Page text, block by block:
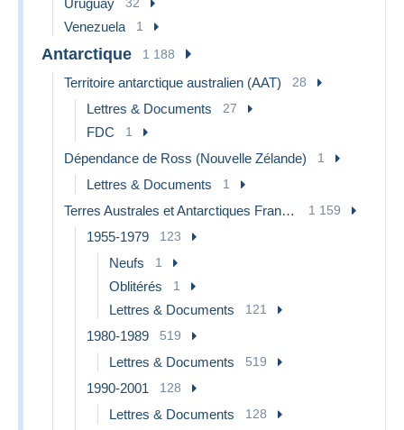
Uruguay 32
Venezuela 1
Antarctique 1 188
Territoire antarctique australien (AAT) 28
Lettres & Documents 27
FDC 1
Dépendance de Ross (Nouvelle Zélande) 1
Lettres & Documents 1
Terres Australes et Antarctiques Françaises (TAAF) 1 159
1955-1979 123
Neufs 1
Oblitérés 1
Lettres & Documents 121
1980-1989 519
Lettres & Documents 519
1990-2001 128
Lettres & Documents 128